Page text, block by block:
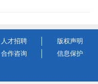
人才招聘
版权声明
合作咨询
信息保护